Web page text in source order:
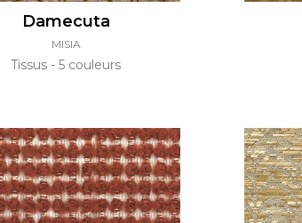
Damecuta
MISIA
Tissus 5 couleurs